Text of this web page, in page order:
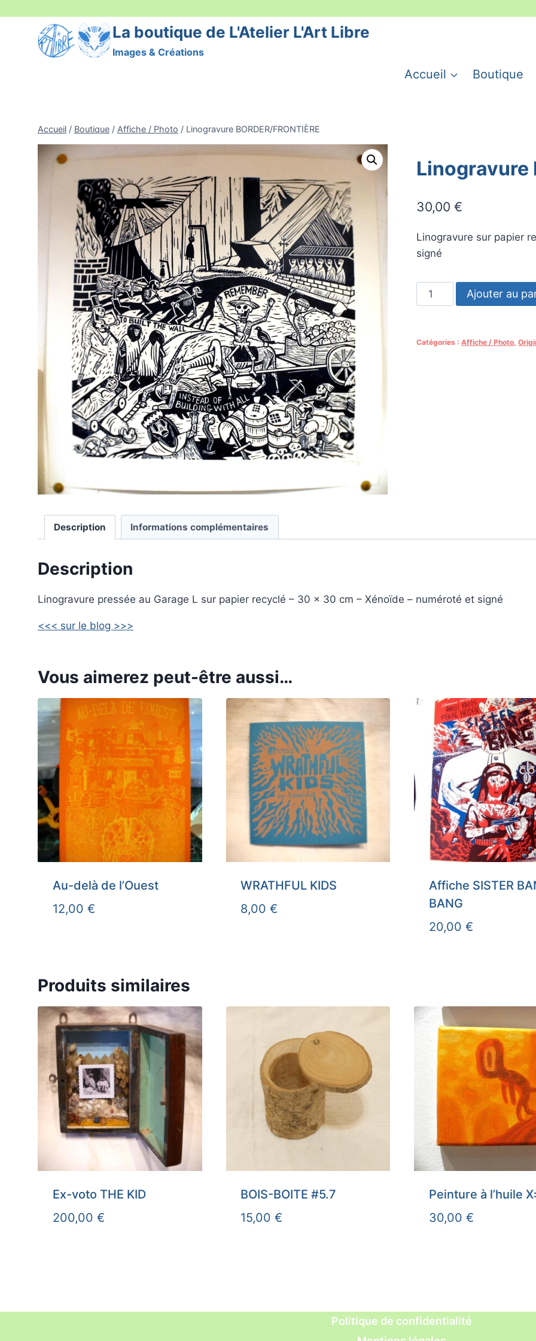
contenu
La boutique de L'Atelier L'Art Libre
Images & Créations
Accueil Boutique
Accueil / Boutique / Affiche / Photo / Linogravure BORDER/FRONTIÈRE
Linogravure
30,00€
Linogravure sur papier
signé
quantité
de
BORDER/FRONTIÈRE
Ajouter au
Catégories :Affiche / Photo ,
Description Informations complémentaires
Description
Linogravure pressée au Garage L sur papier recyclé – 30 x 30 cm – Xénoïde – numéroté et signé
<<< sur le blog >>>
Vous aimerez peut-être aussi…
Au-delà de l’Ouest
12,00 €
WRATHFUL KIDS
8,00 €
Affiche SISTER
BANG
20,00 €
Produits similaires
Ex-voto THE KID
200,00 €
BOIS-BOITE #5.7
15,00 €
Peinture à l’huile
30,00 €
Politique de confidentialité